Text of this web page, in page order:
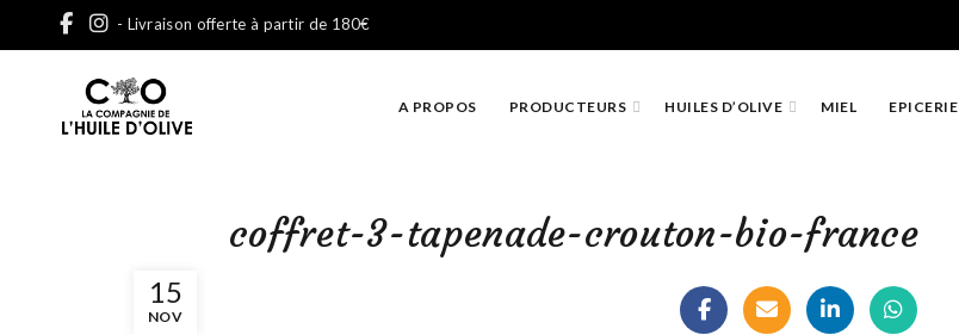
- Livraison offerte à partir de 180€
A PROPOS PRODUCTEURS HUILES D’OLIVE MIEL EPICERIE
15
NOV
coffret-3-tapenade-crouton-bio-france